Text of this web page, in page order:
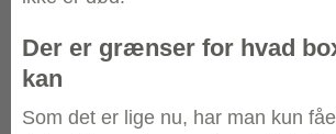
Der er grænser for hvad
kan
Som det er lige nu, har man kun